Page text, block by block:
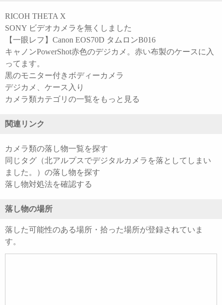
RICOH THETA X
SONY ビデオカメラを無くしました
【一眼レフ】Canon EOS70D タムロンB016
キャノンPowerShot赤色のデジカメ。赤い布製のケースに入
ってます。
黒のモニター付きボディーカメラ
デジカメ、ケース入り
カメラ類カテゴリの一覧をもっと見る
関連リンク
カメラ類の落し物一覧を探す
同じタグ（北アルプスでデジタルカメラを落としてしまい
ました。）の落し物を探す
落し物対処法を確認する
落し物の場所
落した可能性のある場所・拾った場所が登録されていま
す。